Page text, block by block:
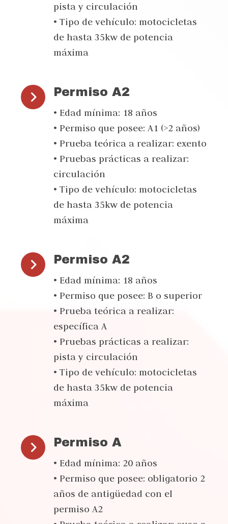
pista y circulación
• Tipo de vehículo: motocicletas
de hasta 35kw de potencia
máxima
Permiso A2
• Edad mínima: 18 años
• Permiso que posee: A1 (>2 años)
• Prueba teórica a realizar: exento
• Pruebas prácticas a realizar:
circulación
• Tipo de vehículo: motocicletas
de hasta 35kw de potencia
máxima
Permiso A2
• Edad mínima: 18 años
• Permiso que posee: B o superior
• Prueba teórica a realizar:
específica A
• Pruebas prácticas a realizar:
pista y circulación
• Tipo de vehículo: motocicletas
de hasta 35kw de potencia
máxima
Permiso A
• Edad mínima: 20 años
• Permiso que posee: obligatorio 2
años de antigüedad con el
permiso A2